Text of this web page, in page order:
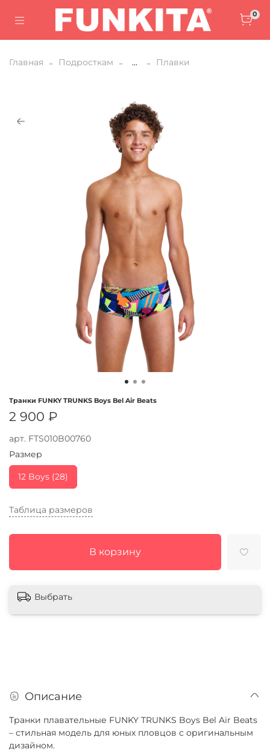
0
Главная Подросткам ... Плавки
арт. FTS010B00760
Транки FUNKY TRUNKS Boys Bel Air Beats
2 900 ₽
Таблица размеров
В корзину
Размер
12 Boys (28)
Выбрать
Описание
Транки плавательные FUNKY TRUNKS Boys Bel Air Beats
– стильная модель для юных пловцов с оригинальным
дизайном.